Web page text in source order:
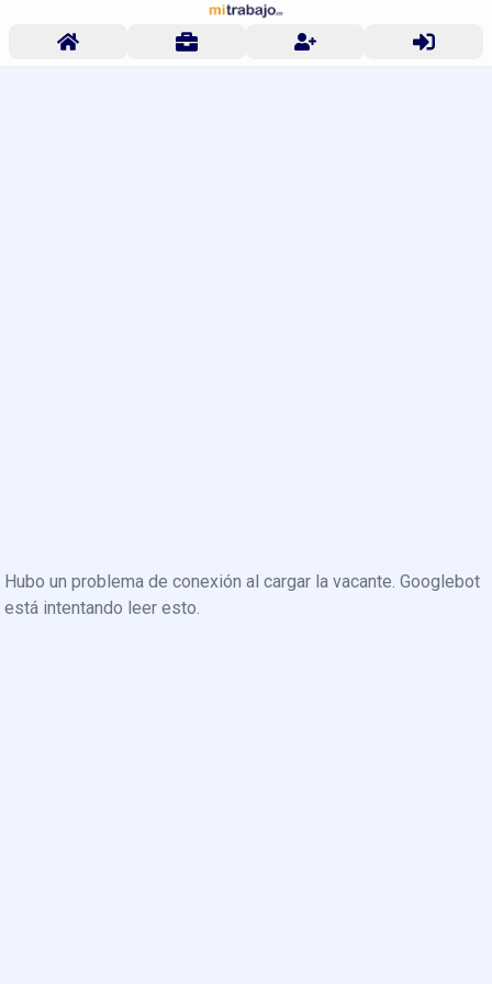
Hubo un problema de conexión al cargar la vacante. Googlebot
está intentando leer esto.